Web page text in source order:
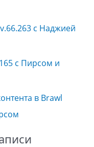
с Наджией
с Пирсом и
в Brawl